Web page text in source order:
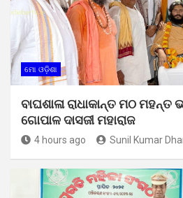
ମୋ ଓଡ଼ିଶା
ବାଘଶାଳା ରାଧାକାନ୍ତ ମଠ
ଗୋପାଳ ଦାସଜୀ ମହାରାଜ
4 hours ago Sunil Kumar